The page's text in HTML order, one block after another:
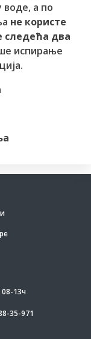
воде, а по
не користе
следећа два
испирање
08-13ч
35-971